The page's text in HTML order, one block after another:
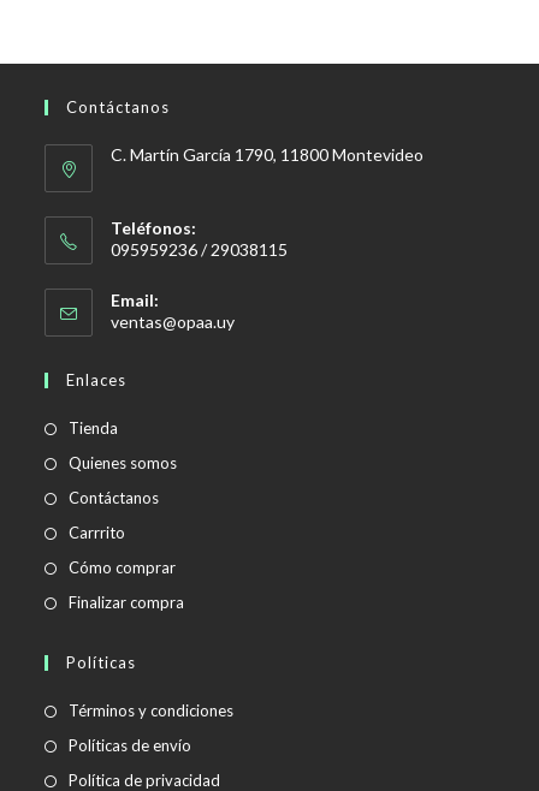
Contáctanos
C. Martín García 1790, 11800 Montevideo
Teléfonos:
095959236 / 29038115
Email:
ventas@opaa.uySe
Enlaces
Tienda
Quienes somos
Contáctanos
Carrrito
Cómo comprar
Finalizar compra
Políticas
Términos y condicionesSe
Políticas de envío
abre
Política de privacidad